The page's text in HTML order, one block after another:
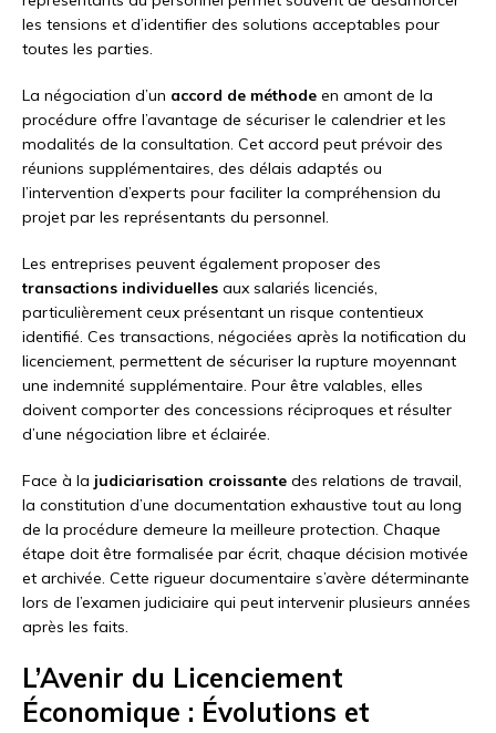
les tensions et d’identifier des solutions acceptables pour
toutes les parties.
La négociation d’un accord de méthode en amont de la
procédure offre l’avantage de sécuriser le calendrier et les
modalités de la consultation. Cet accord peut prévoir des
réunions supplémentaires, des délais adaptés ou
l’intervention d’experts pour faciliter la compréhension du
projet par les représentants du personnel.
Les entreprises peuvent également proposer des
transactions individuelles aux salariés licenciés,
particulièrement ceux présentant un risque contentieux
identifié. Ces transactions, négociées après la notification du
licenciement, permettent de sécuriser la rupture moyennant
une indemnité supplémentaire. Pour être valables, elles
doivent comporter des concessions réciproques et résulter
d’une négociation libre et éclairée.
Face à la judiciarisation croissante des relations de travail,
la constitution d’une documentation exhaustive tout au long
de la procédure demeure la meilleure protection. Chaque
étape doit être formalisée par écrit, chaque décision motivée
et archivée. Cette rigueur documentaire s’avère déterminante
lors de l’examen judiciaire qui peut intervenir plusieurs années
après les faits.
L’Avenir du Licenciement
Économique : Évolutions et